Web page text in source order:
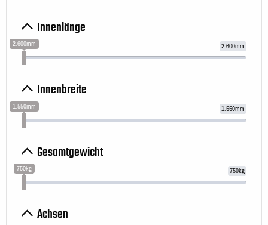
Innenlänge
2.600mm
2.600mm
Innenbreite
1.550mm
1.550mm
Gesamtgewicht
750kg
750kg
Achsen